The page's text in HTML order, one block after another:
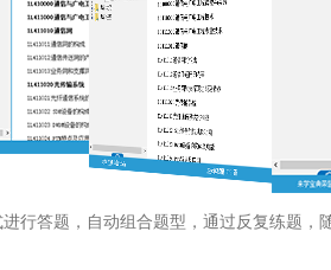
行答题，自动组合题型，通过反复练题，